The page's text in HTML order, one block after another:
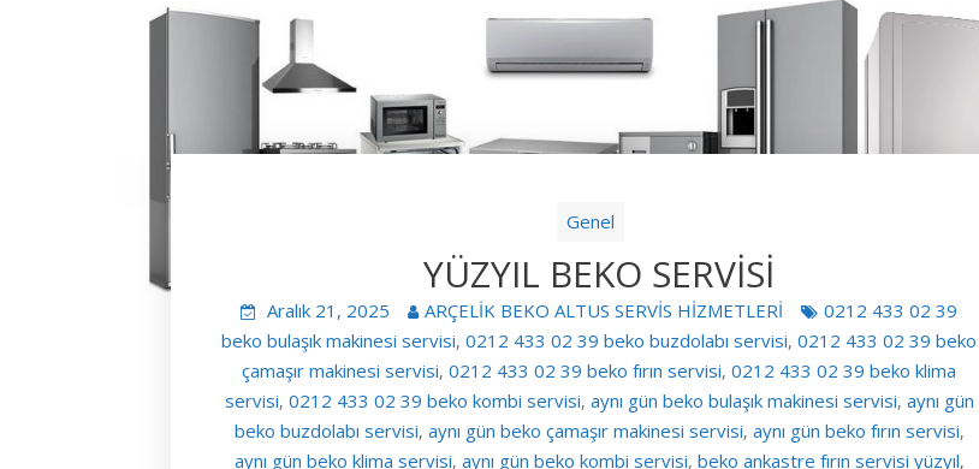
Genel
YÜZYIL BEKO SERVİSİ
Aralık 21, 2025 ARÇELİK BEKO ALTUS SERVİS HİZMETLERİ
0212 433 02 39
beko bulaşık makinesi servisi,0212 433 02 39 beko buzdolabı servisi,0212 433 02 39 beko
çamaşır makinesi servisi,0212 433 02 39 beko fırın servisi,0212 433 02 39 beko klima
servisi, 0212 433 02 39 beko kombi servisi, aynı gün beko bulaşık makinesi servisi, aynı gün
beko buzdolabı servisi, aynı gün beko çamaşır makinesi servisi, aynı gün beko fırın servisi,
aynı gün beko klima servisi, aynı gün beko kombi servisi, beko ankastre fırın servisi yüzyıl,